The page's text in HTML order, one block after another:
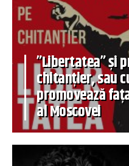
”Libertatea” și
chitanțier, sau
promovează
al Moscovei